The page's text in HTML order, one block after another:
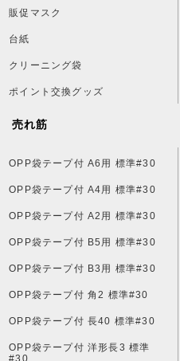
販促マスク
台紙
クリーニング袋
ポイント交換グッズ
売れ筋
OPP袋テープ付 A6用 標準#30
OPP袋テープ付 A4用 標準#30
OPP袋テープ付 A2用 標準#30
OPP袋テープ付 B5用 標準#30
OPP袋テープ付 B3用 標準#30
OPP袋テープ付 角2 標準#30
OPP袋テープ付 長40 標準#30
OPP袋テープ付 洋形長3 標準
#30